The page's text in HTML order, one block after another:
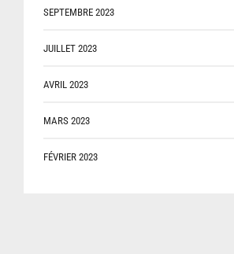
SEPTEMBRE 2023
JUILLET 2023
AVRIL 2023
MARS 2023
FÉVRIER 2023